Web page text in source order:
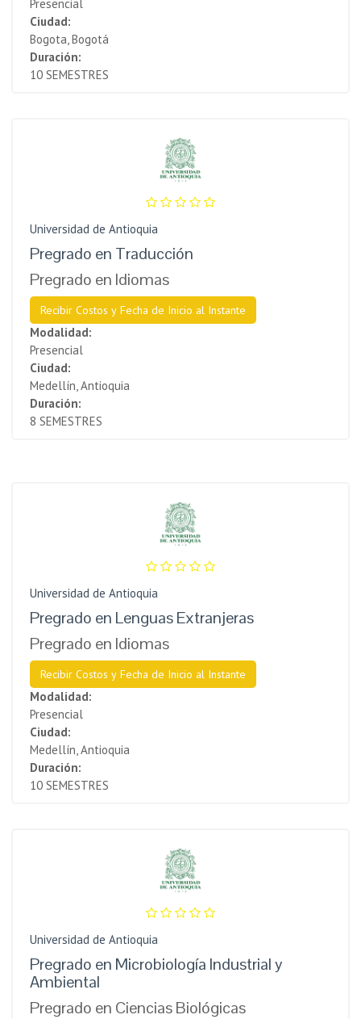
Presencial
Ciudad:
Bogota, Bogotá
Duración:
10 SEMESTRES
Universidad de Antioquia
Pregrado en Traducción
Pregrado en Idiomas
Recibir Costos y Fecha de Inicio al Instante
Modalidad:
Presencial
Ciudad:
Medellín, Antioquia
Duración:
8 SEMESTRES
Universidad de Antioquia
Pregrado en Lenguas Extranjeras
Pregrado en Idiomas
Recibir Costos y Fecha de Inicio al Instante
Modalidad:
Presencial
Ciudad:
Medellín, Antioquia
Duración:
10 SEMESTRES
Universidad de Antioquia
Pregrado en Microbiología Industrial y
Ambiental
Pregrado en Ciencias Biológicas